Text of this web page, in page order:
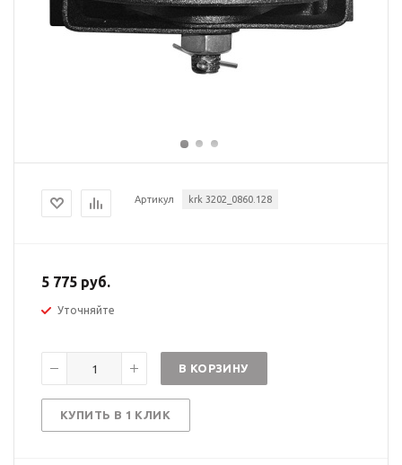
Артикул krk 3202_0860.128
5 775 руб.
Уточняйте
В КОРЗИНУ
КУПИТЬ В 1 КЛИК